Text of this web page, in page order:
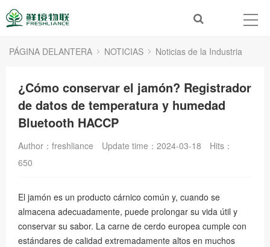
PÁGINA DELANTERA NOTICIAS Noticias de la Industria
¿Cómo conservar el jamón? Registrador
de datos de temperatura y humedad
Bluetooth HACCP
Author：freshliance Update time：2024-03-18
Hits：
650
El jamón es un producto cárnico común y, cuando se
almacena adecuadamente, puede prolongar su vida útil y
conservar su sabor. La carne de cerdo europea cumple con
estándares de calidad extremadamente altos en muchos